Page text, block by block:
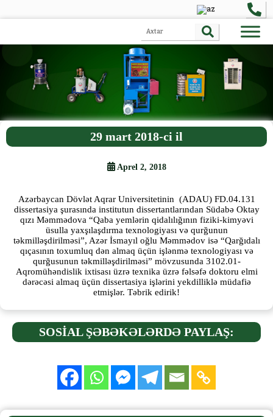
29 mart 2018-ci il
Aprel 2, 2018
Azərbaycan Dövlət Aqrar Universitetinin (ADAU) FD.04.131
dissertasiya şurasında institutun dissertantlarından Südabə Oktay
qızı Məmmədova “Qaba yemlərin qidalılığının fiziki-kimyəvi
üsulla yaxşılaşdırma texnologiyası və qurğunun
təkmilləşdirilməsi”, Azər İsmayıl oğlu Məmmədov isə “Qarğıdalı
qıçasının toxumluq dən almaq üçün işlənmə texnologiyası və
qurğusunun təkmilləşdirilməsi” mövzusunda 3102.01-
Aqromühəndislik ixtisası üzrə texnika üzrə fəlsəfə doktoru elmi
dərəcəsi almaq üçün dissertasiya işlərini yekdilliklə müdafiə
etmişlər. Təbrik edirik!
SOSİAL ŞƏBƏKƏLƏRDƏ PAYLAŞ: